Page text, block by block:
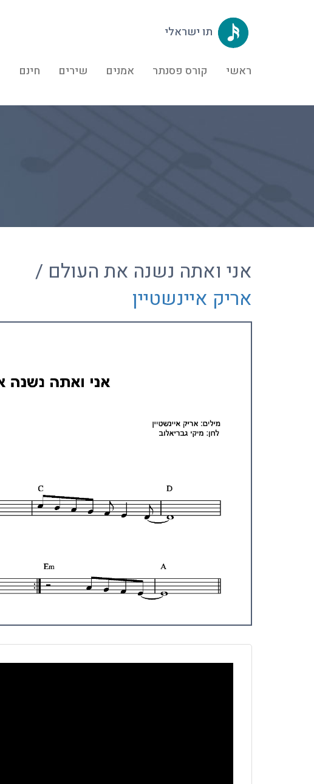
תו ישראלי
ראשי קורס פסנתר אמנים שירים חינם
אני ואתה נשנה את העולם /
אריק איינשטיין